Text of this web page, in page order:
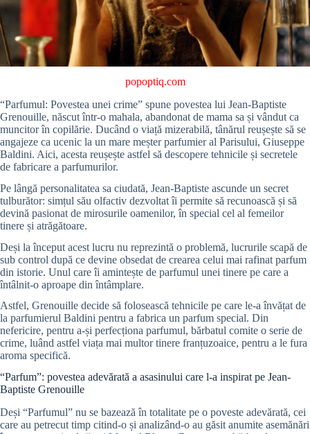
popoptiq.com
“Parfumul: Povestea unei crime” spune povestea lui Jean-Baptiste
Grenouille, născut într-o mahala, abandonat de mama sa și vândut ca
muncitor în copilărie. Ducând o viață mizerabilă, tânărul reușește să se
angajeze ca ucenic la un mare meșter parfumier al Parisului, Giuseppe
Baldini. Aici, acesta reușește astfel să descopere tehnicile și secretele
de fabricare a parfumurilor.
Pe lângă personalitatea sa ciudată, Jean-Baptiste ascunde un secret
tulburător: simțul său olfactiv dezvoltat îi permite să recunoască și să
devină pasionat de mirosurile oamenilor, în special cel al femeilor
tinere și atrăgătoare.
Deși la început acest lucru nu reprezintă o problemă, lucrurile scapă de
sub control după ce devine obsedat de crearea celui mai rafinat parfum
din istorie. Unul care îi amintește de parfumul unei tinere pe care a
întâlnit-o aproape din întâmplare.
Astfel, Grenouille decide să folosească tehnicile pe care le-a învățat de
la parfumierul Baldini pentru a fabrica un parfum special. Din
nefericire, pentru a-și perfecționa parfumul, bărbatul comite o serie de
crime, luând astfel viața mai multor tinere franțuzoaice, pentru a le fura
aroma specifică.
“Parfum”: povestea adevărată a asasinului care l-a inspirat pe Jean-
Baptiste Grenouille
Deși “Parfumul” nu se bazează în totalitate pe o poveste adevărată, cei
care au petrecut timp citind-o și analizând-o au găsit anumite asemănări